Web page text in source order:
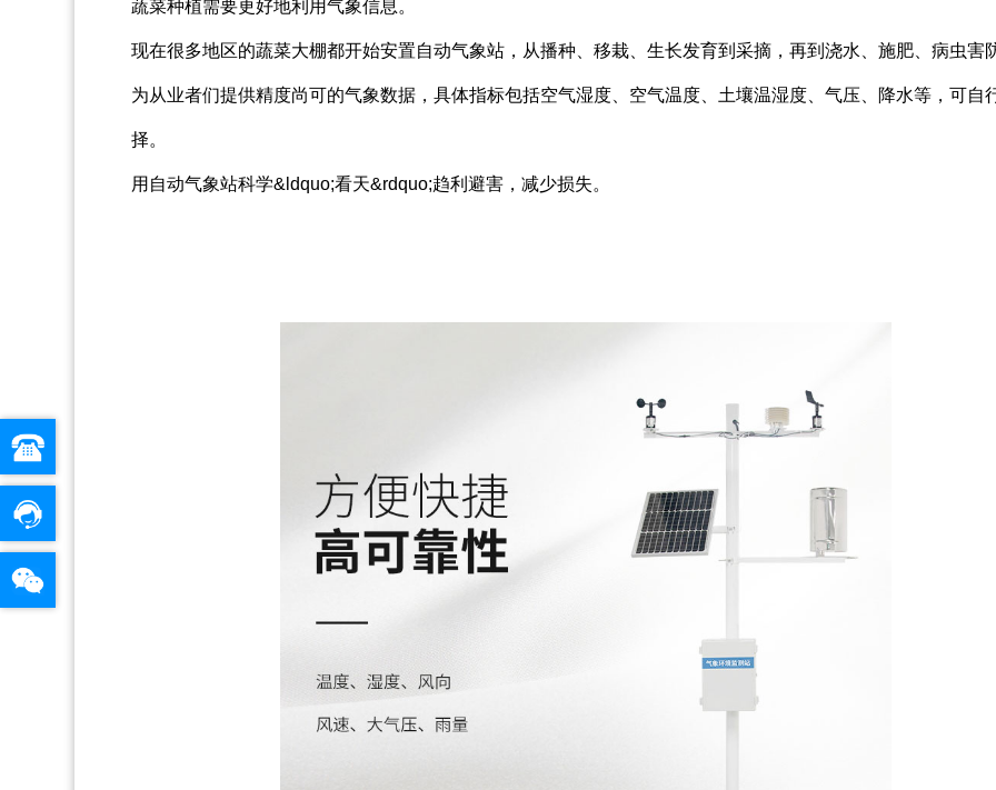
蔬菜种植需要更好地利用气象信息。
现在很多地区的蔬菜大棚都开始安置自动气象站，从播种、移栽、生长发育到采摘，再到浇水、施肥、病虫害
为从业者们提供精度尚可的气象数据，具体指标包括空气湿度、空气温度、土壤温湿度、气压、降水等，可自
择。
用自动气象站科学&ldquo;看天&rdquo;趋利避害，减少损失。